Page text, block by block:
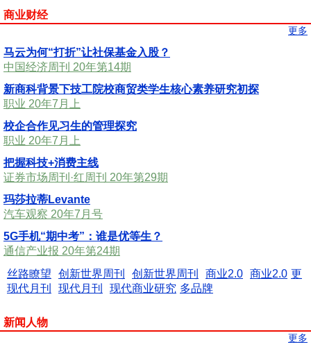
商业财经
更多
马云为何“打折”让社保基金入股？
中国经济周刊 20年第14期
新商科背景下技工院校商贸类学生核心素养研究初探
职业 20年7月上
校企合作见习生的管理探究
职业 20年7月上
把握科技+消费主线
证券市场周刊·红周刊 20年第29期
玛莎拉蒂Levante
汽车观察 20年7月号
5G手机“期中考”：谁是优等生？
通信产业报 20年第24期
丝路瞭望
创新世界周刊 创新世界周刊 商业2.0 商业2.0
现代月刊
现代月刊 现代商业研究
更
多品牌
新闻人物
更多